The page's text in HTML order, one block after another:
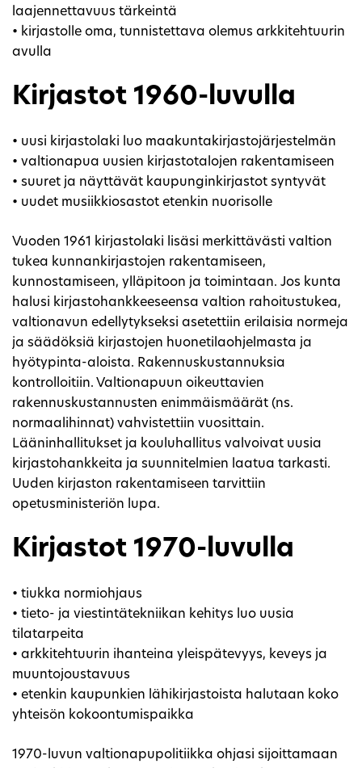
laajennettavuus tärkeintä
• kirjastolle oma, tunnistettava olemus arkkitehtuurin
avulla
Kirjastot 1960-luvulla
• uusi kirjastolaki luo maakuntakirjastojärjestelmän
• valtionapua uusien kirjastotalojen rakentamiseen
• suuret ja näyttävät kaupunginkirjastot syntyvät
• uudet musiikkiosastot etenkin nuorisolle
Vuoden 1961 kirjastolaki lisäsi merkittävästi valtion
tukea kunnankirjastojen rakentamiseen,
kunnostamiseen, ylläpitoon ja toimintaan. Jos kunta
halusi kirjastohankkeeseensa valtion rahoitustukea,
valtionavun edellytykseksi asetettiin erilaisia normeja
ja säädöksiä kirjastojen huonetilaohjelmasta ja
hyötypinta-aloista. Rakennuskustannuksia
kontrolloitiin. Valtionapuun oikeuttavien
rakennuskustannusten enimmäismäärät (ns.
normaalihinnat) vahvistettiin vuosittain.
Lääninhallitukset ja kouluhallitus valvoivat uusia
kirjastohankkeita ja suunnitelmien laatua tarkasti.
Uuden kirjaston rakentamiseen tarvittiin
opetusministeriön lupa.
Kirjastot 1970-luvulla
• tiukka normiohjaus
• tieto- ja viestintätekniikan kehitys luo uusia
tilatarpeita
• arkkitehtuurin ihanteina yleispätevyys, keveys ja
muuntojoustavuus
• etenkin kaupunkien lähikirjastoista halutaan koko
yhteisön kokoontumispaikka
1970-luvun valtionapupolitiikka ohjasi sijoittamaan